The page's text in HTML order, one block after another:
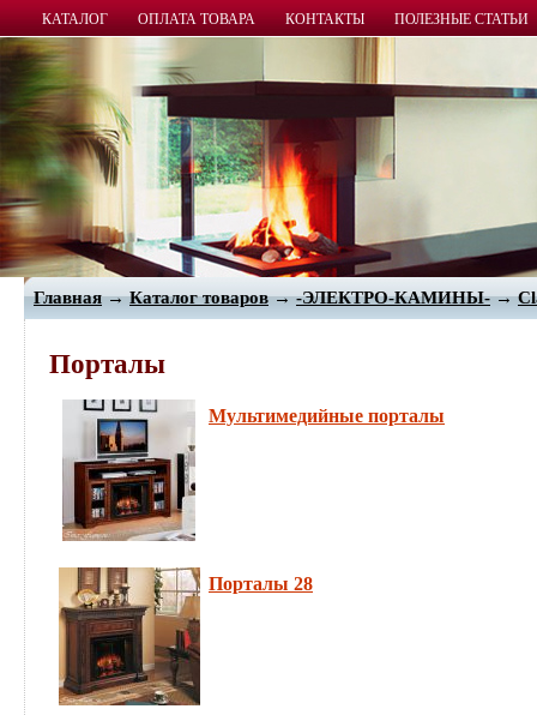
КАТАЛОГ ОПЛАТА ТОВАРА КОНТАКТЫ ПОЛЕЗНЫЕ СТАТЬИ
Главная→Каталог товаров→-ЭЛЕКТРО-КАМИНЫ-→
Порталы
Мультимедийные порталы
Порталы 28